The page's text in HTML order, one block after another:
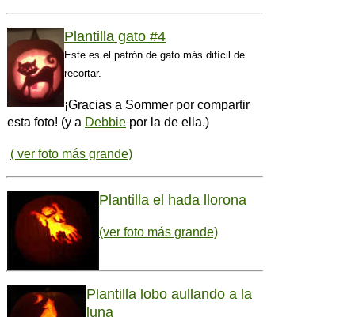
Plantilla gato #4
Este es el patrón de gato más difícil de
recortar.
¡Gracias a Sommer por compartir
esta foto! (y a Debbie por la de ella.)
( ver foto más grande)
Plantilla el hada llorona
(ver foto más grande)
Plantilla lobo aullando a la
luna